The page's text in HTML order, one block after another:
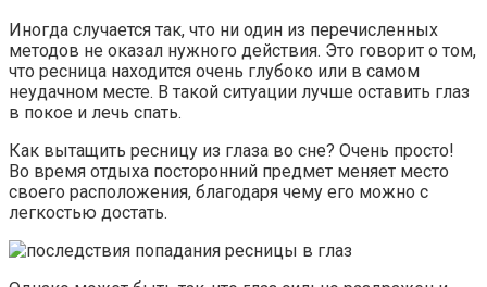
Иногда случается так, что ни один из перечисленных
методов не оказал нужного действия. Это говорит о том,
что ресница находится очень глубоко или в самом
неудачном месте. В такой ситуации лучше оставить глаз
в покое и лечь спать.
Как вытащить ресницу из глаза во сне? Очень просто!
Во время отдыха посторонний предмет меняет место
своего расположения, благодаря чему его можно с
легкостью достать.